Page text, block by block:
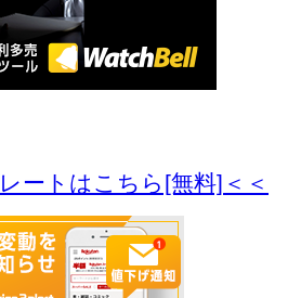
ートはこちら[無料]＜＜